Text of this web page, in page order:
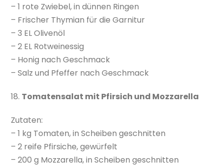
– 1 rote Zwiebel, in dünnen Ringen
– Frischer Thymian für die Garnitur
– 3 EL Olivenöl
– 2 EL Rotweinessig
– Honig nach Geschmack
– Salz und Pfeffer nach Geschmack
18. Tomatensalat mit Pfirsich und Mozzarella
Zutaten:
– 1 kg Tomaten, in Scheiben geschnitten
– 2 reife Pfirsiche, gewürfelt
– 200 g Mozzarella, in Scheiben geschnitten